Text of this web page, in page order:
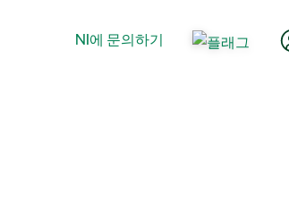
NI에 문의하기